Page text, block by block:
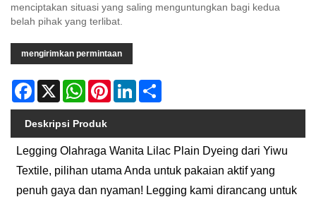
menciptakan situasi yang saling menguntungkan bagi kedua
belah pihak yang terlibat.
mengirimkan permintaan
Facebook
X WhatsAppPinterestLinkedIn
Deskripsi Produk
Legging Olahraga Wanita Lilac Plain Dyeing dari Yiwu
Textile, pilihan utama Anda untuk pakaian aktif yang
penuh gaya dan nyaman! Legging kami dirancang untuk